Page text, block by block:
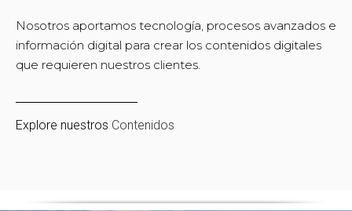
Nosotros aportamos tecnología, procesos avanzados e
información digital para crear los contenidos digitales
que requieren nuestros clientes.
Explore nuestros Contenidos